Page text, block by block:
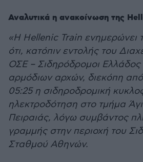
Αναλυτικά η ανακοίνωση της
«Η Hellenic Train ενημερώνει
ότι, κατόπιν εντολής του
ΟΣΕ – Σιδηρόδρομοι Ελλάδος
αρμόδιων αρχών, διεκόπη από
05:25 η σιδηροδρομική
ηλεκτροδότηση στο τμήμα
Πειραιάς, λόγω συμβάντος
γραμμής στην περιοχή του
Σταθμού Αθηνών.